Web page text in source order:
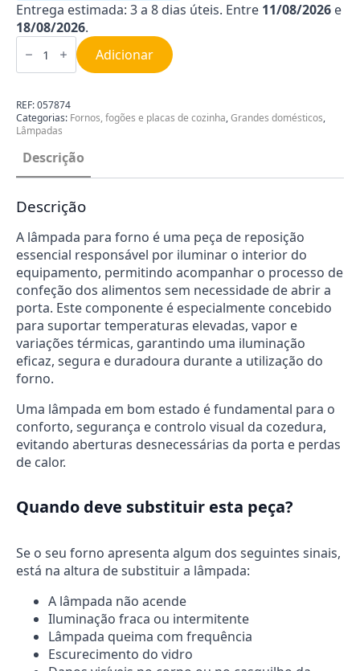
Entrega estimada: 3 a 8 dias úteis. Entre 11/08/2026 e
18/08/2026.
Quantidade
de
para
Siemens
00057874
Adicionar
REF:057874
Categorias: Fornos, fogões e placas de cozinha,Grandes domésticos,
Lâmpadas
Descrição
Descrição
A lâmpada para forno é uma peça de reposição
essencial responsável por iluminar o interior do
equipamento, permitindo acompanhar o processo de
confeção dos alimentos sem necessidade de abrir a
porta. Este componente é especialmente concebido
para suportar temperaturas elevadas, vapor e
variações térmicas, garantindo uma iluminação
eficaz, segura e duradoura durante a utilização do
forno.
Uma lâmpada em bom estado é fundamental para o
conforto, segurança e controlo visual da cozedura,
evitando aberturas desnecessárias da porta e perdas
de calor.
Quando deve substituir esta peça?
Se o seu forno apresenta algum dos seguintes sinais,
está na altura de substituir a lâmpada:
A lâmpada não acende
Iluminação fraca ou intermitente
Lâmpada queima com frequência
Escurecimento do vidro